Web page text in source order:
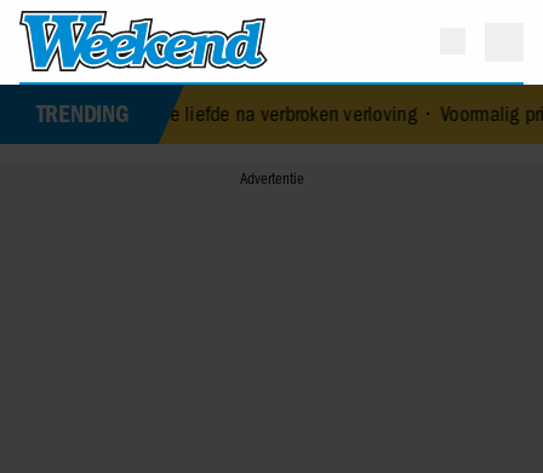
TRENDING
nieuwe liefde na verbroken verloving•Voormalig prins Andrew